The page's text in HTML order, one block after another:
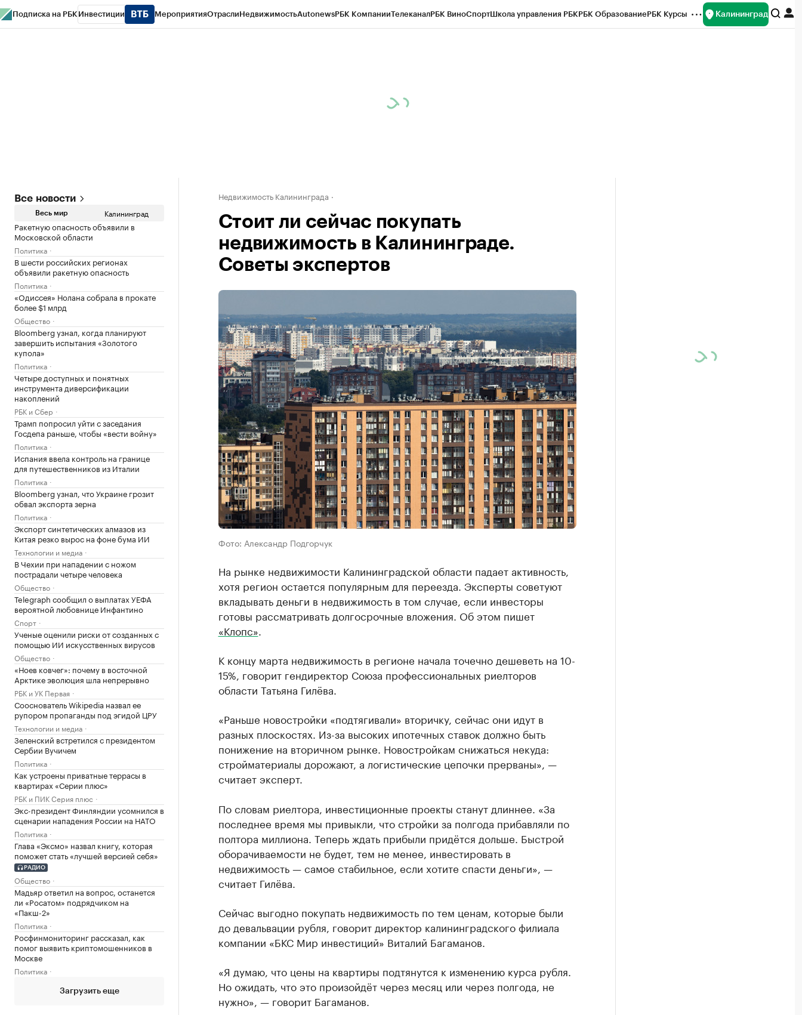
Подписка на РБК Инвестиции МероприятияОтраслиНедвижимостьAutonewsРБК КомпанииТелеканалРБК ВиноСпортШкола управления РБКРБК ОбразованиеРБК Курсы Калининград
Все новости
Весь мир Калининград
Ракетную опасность объявили в
Московской области
Политика
В шести российских регионах
объявили ракетную опасность
Политика
«Одиссея» Нолана собрала в прокате
более $1 млрд
Общество
Bloomberg узнал, когда планируют
завершить испытания «Золотого
купола»
Политика
Четыре доступных и понятных
инструмента диверсификации
накоплений
РБК и Сбер
Трамп попросил уйти с заседания
Госдепа раньше, чтобы «вести войну»
Политика
Испания ввела контроль на границе
для путешественников из Италии
Политика
Bloomberg узнал, что Украине грозит
обвал экспорта зерна
Политика
Экспорт синтетических алмазов из
Китая резко вырос на фоне бума ИИ
Технологии и медиа
В Чехии при нападении с ножом
пострадали четыре человека
Общество
Telegraph сообщил о выплатах УЕФА
вероятной любовнице Инфантино
Спорт
Ученые оценили риски от созданных с
помощью ИИ искусственных вирусов
Общество
«Ноев ковчег»: почему в восточной
Арктике эволюция шла непрерывно
РБК и УК Первая
Сооснователь Wikipedia назвал ее
рупором пропаганды под эгидой ЦРУ
Технологии и медиа
Зеленский встретился с президентом
Сербии Вучичем
Политика
Как устроены приватные террасы в
квартирах «Серии плюс»
РБК и ПИК Серия плюс
Экс-президент Финляндии усомнился в
сценарии нападения России на НАТО
Политика
Глава «Эксмо» назвал книгу, которая
поможет стать «лучшей версией себя»
РАДИО
Общество
Мадьяр ответил на вопрос, останется
ли «Росатом» подрядчиком на
«Пакш-2»
Политика
Росфинмониторинг рассказал, как
помог выявить криптомошенников в
Москве
Политика
Загрузить еще
Недвижимость Калининграда
Стоит ли сейчас покупать
недвижимость в Калининграде.
Советы экспертов
Фото: Александр Подгорчук
На рынке недвижимости Калининградской области падает активность,
хотя регион остается популярным для переезда. Эксперты советуют
вкладывать деньги в недвижимость в том случае, если инвесторы
готовы рассматривать долгосрочные вложения. Об этом пишет
«Клопс»
К концу марта недвижимость в регионе начала точечно дешеветь на 10-
15%, говорит гендиректор Союза профессиональных риелторов
области Татьяна Гилёва.
«Раньше новостройки «подтягивали» вторичку, сейчас они идут в
разных плоскостях. Из-за высоких ипотечных ставок должно быть
понижение на вторичном рынке. Новостройкам снижаться некуда:
стройматериалы дорожают, а логистические цепочки прерваны», —
считает эксперт.
По словам риелтора, инвестиционные проекты станут длиннее. «За
последнее время мы привыкли, что стройки за полгода прибавляли по
полтора миллиона. Теперь ждать прибыли придётся дольше. Быстрой
оборачиваемости не будет, тем не менее, инвестировать в
недвижимость — самое стабильное, если хотите спасти деньги», —
считает Гилёва.
Сейчас выгодно покупать недвижимость по тем ценам, которые были
до девальвации рубля, говорит директор калининградского филиала
компании «БКС Мир инвестиций» Виталий Багаманов.
«Я думаю, что цены на квартиры подтянутся к изменению курса рубля.
Но ожидать, что это произойдёт через месяц или через полгода, не
нужно», — говорит Багаманов.